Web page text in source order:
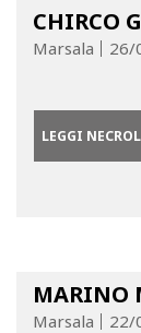
CHIRCO
Marsala 26/
LEGGI
MARINO
Marsala 22/